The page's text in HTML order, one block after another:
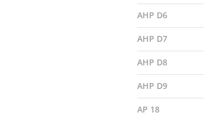
AHP D6
AHP D7
AHP D8
AHP D9
AP 18